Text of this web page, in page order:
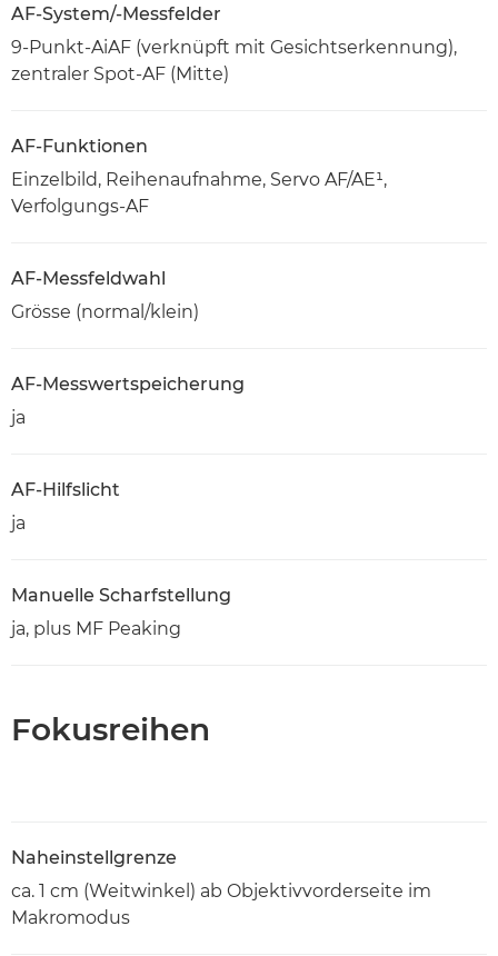
AF-System/-Messfelder
9-Punkt-AiAF (verknüpft mit Gesichtserkennung),
zentraler Spot-AF (Mitte)
AF-Funktionen
Einzelbild, Reihenaufnahme, Servo AF/AE¹,
Verfolgungs-AF
AF-Messfeldwahl
Grösse (normal/klein)
AF-Messwertspeicherung
ja
AF-Hilfslicht
ja
Manuelle Scharfstellung
ja, plus MF Peaking
Fokusreihen
Naheinstellgrenze
ca. 1 cm (Weitwinkel) ab Objektivvorderseite im
Makromodus